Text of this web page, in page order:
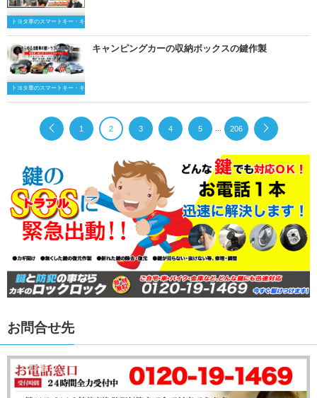
トヨタ車のスマートキー・キーレスキー
トヨタ車のスマートキー・キーレスキー
キャンピングカーの収納ボックスの鍵作製
1 2 3 4 5 206
お問合せ先